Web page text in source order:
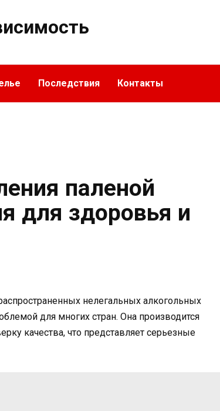
Последствия Контакты
паленой
для здоровья и
нелегальных алкогольных
для многих стран. Она производится
качества, что представляет серьезные